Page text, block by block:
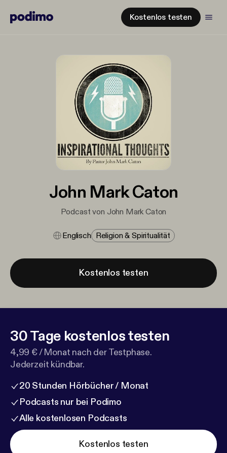
Kostenlos testen
John Mark Caton
Podcast von John Mark Caton
Englisch Religion & Spiritualität
Kostenlos testen
30 Tage kostenlos testen
4,99 € / Monat nach der Testphase.
Jederzeit kündbar.
20 Stunden Hörbücher / Monat
Podcasts nur bei Podimo
Alle kostenlosen Podcasts
Kostenlos testen